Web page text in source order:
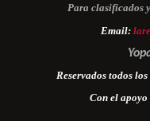
Para clasificados
Email:
Reservados todos
Con el apoyo